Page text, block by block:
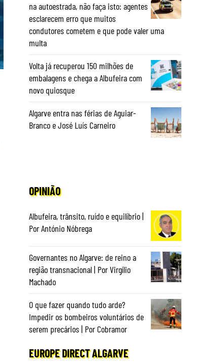
na autoestrada, não faça isto: agentes
esclarecem erro que muitos
condutores cometem e que pode valer uma
multa
Volta já recuperou 150 milhões de
embalagens e chega a Albufeira com
novo quiosque
Algarve entra nas férias de Aguiar-
Branco e José Luís Carneiro
OPINIÃO
Albufeira, trânsito, ruído e equilíbrio |
Por António Nóbrega
Governantes no Algarve: de reino a
região transnacional | Por Virgílio
Machado
O que fazer quando tudo arde?
Impedir os bombeiros voluntários de
serem precários | Por Cobramor
EUROPE DIRECT ALGARVE